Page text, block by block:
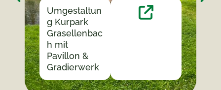
Umgestaltun
g Kurpark
Grasellenbac
h mit
Pavillon &
Gradierwerk